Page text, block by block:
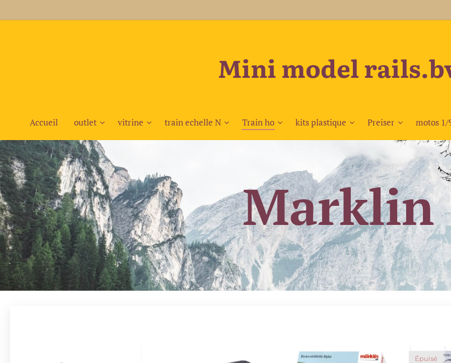
Mini model
Accueil outlet vitrine train echelle N Train ho kits plastique Preiser motos 1/
Marklin
Épuisé